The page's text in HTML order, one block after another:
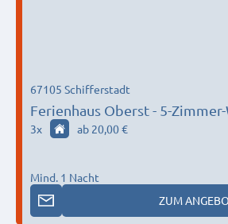
Ferienhaus Oberst - 5-Zimmer-
für Arbeiter und
67105 Schifferstadt
3x ab 20,00 €
Mind. 1 Nacht
ZUM